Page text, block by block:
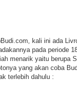
kali ini ada
pada periode
menarik yaitu berupa
yang akan coba
terlebih dahulu :